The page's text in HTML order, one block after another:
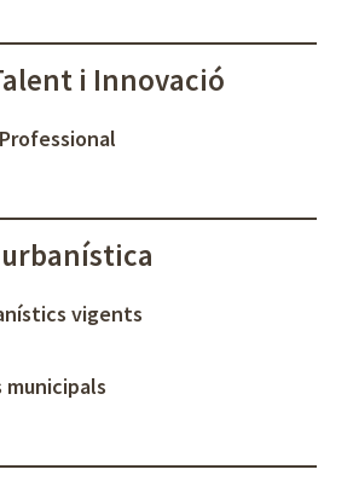
i Innovació
vigents